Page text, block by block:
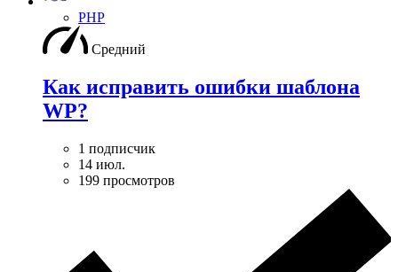
PHP
Средний
Как исправить ошибки шаблона
WP?
1 подписчик
14 июл.
199 просмотров